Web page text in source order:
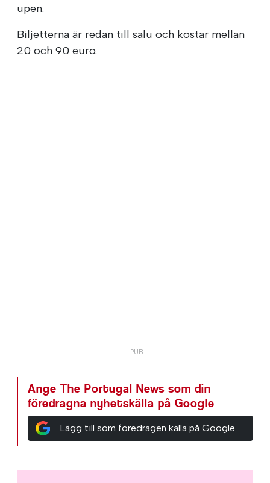
upen.
Biljetterna är redan till salu och kostar mellan
20 och 90 euro.
Ange The Portugal News som din
föredragna nyhetskälla på Google
Lägg till som föredragen källa på Google